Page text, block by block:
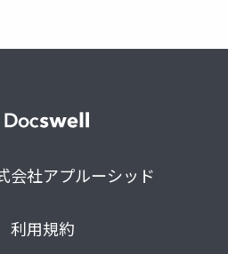
会社アプルーシッド
利用規約